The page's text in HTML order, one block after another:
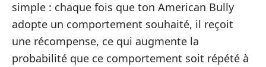
simple : chaque fois que ton American Bully
adopte un comportement souhaité, il reçoit
une récompense, ce qui augmente la
probabilité que ce comportement soit répété à